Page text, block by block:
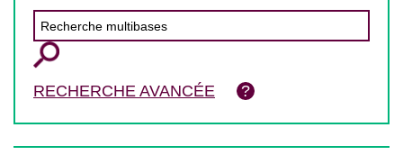
RECHERCHE AVANCÉE